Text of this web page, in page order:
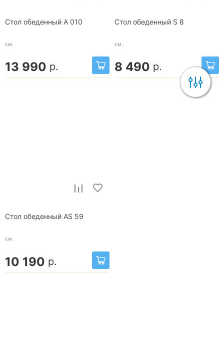
Стол обеденный A 010
см.
13 990 р.
Стол обеденный S 8
см.
8 490 р.
Стол обеденный AS 59
см.
10 190 р.